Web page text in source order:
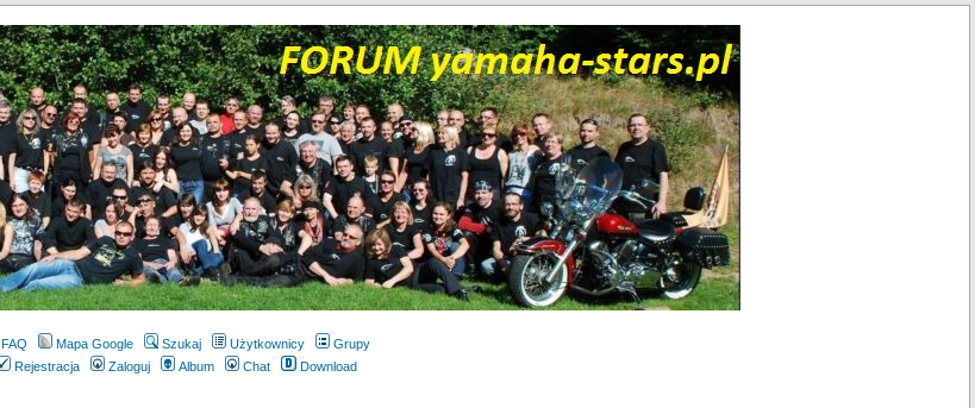
FAQ Mapa Google Szukaj Użytkownicy
Grupy
Rejestracja
Zaloguj Album Chat Download